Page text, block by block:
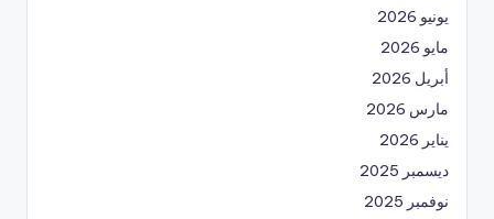
يونيو 2026
مايو 2026
أبريل 2026
مارس 2026
يناير 2026
ديسمبر 2025
نوفمبر 2025